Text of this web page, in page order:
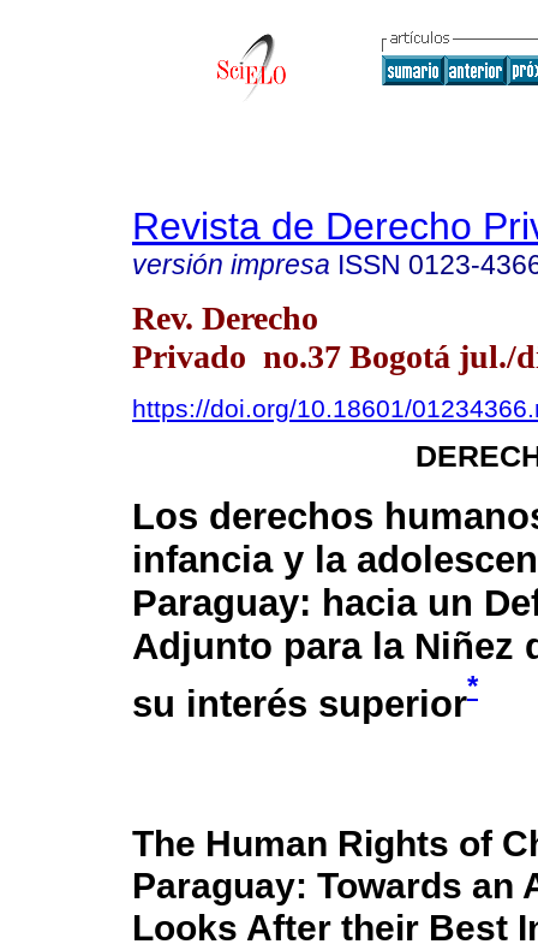
Revista de Derecho
versión impresa ISSN 0123-
Rev. Derecho
Privado no.37 Bogotá jul./
https://doi.org/10.18601/
Los derechos
infancia y la
Paraguay: hacia un
Adjunto para la Niñez
su interés superior*
The Human Rights of
Paraguay: Towards an
Looks After their Best